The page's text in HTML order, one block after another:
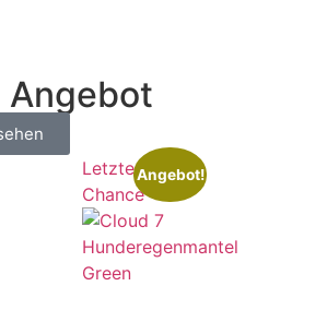
Angebot
Letzte
Chance
Angebot!